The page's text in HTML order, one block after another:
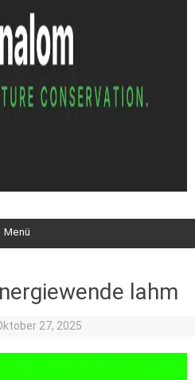
Menü
lahm
27, 2025